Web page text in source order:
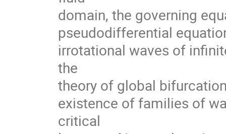
domain, the governing
pseudodifferential
irrotational waves of
the
theory of global
existence of families of
critical